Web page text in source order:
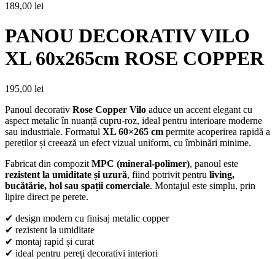
189,00 lei
PANOU DECORATIV VILO
XL 60x265cm ROSE COPPER
195,00 lei
Panoul decorativ Rose Copper Vilo aduce un accent elegant cu
aspect metalic în nuanță cupru-roz, ideal pentru interioare moderne
sau industriale. Formatul XL 60×265 cm permite acoperirea rapidă a
pereților și creează un efect vizual uniform, cu îmbinări minime.
Fabricat din compozit MPC (mineral-polimer), panoul este
rezistent la umiditate și uzură, fiind potrivit pentru living,
bucătărie, hol sau spații comerciale. Montajul este simplu, prin
lipire direct pe perete.
✔ design modern cu finisaj metalic copper
✔ rezistent la umiditate
✔ montaj rapid și curat
✔ ideal pentru pereți decorativi interiori